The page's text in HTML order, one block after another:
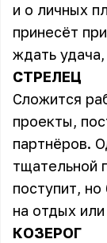
и о личных
принесёт
ждать
СТРЕЛЕЦ
Сложится
проекты,
партнёров.
тщательной
поступит,
на отдых
КОЗЕРОГ